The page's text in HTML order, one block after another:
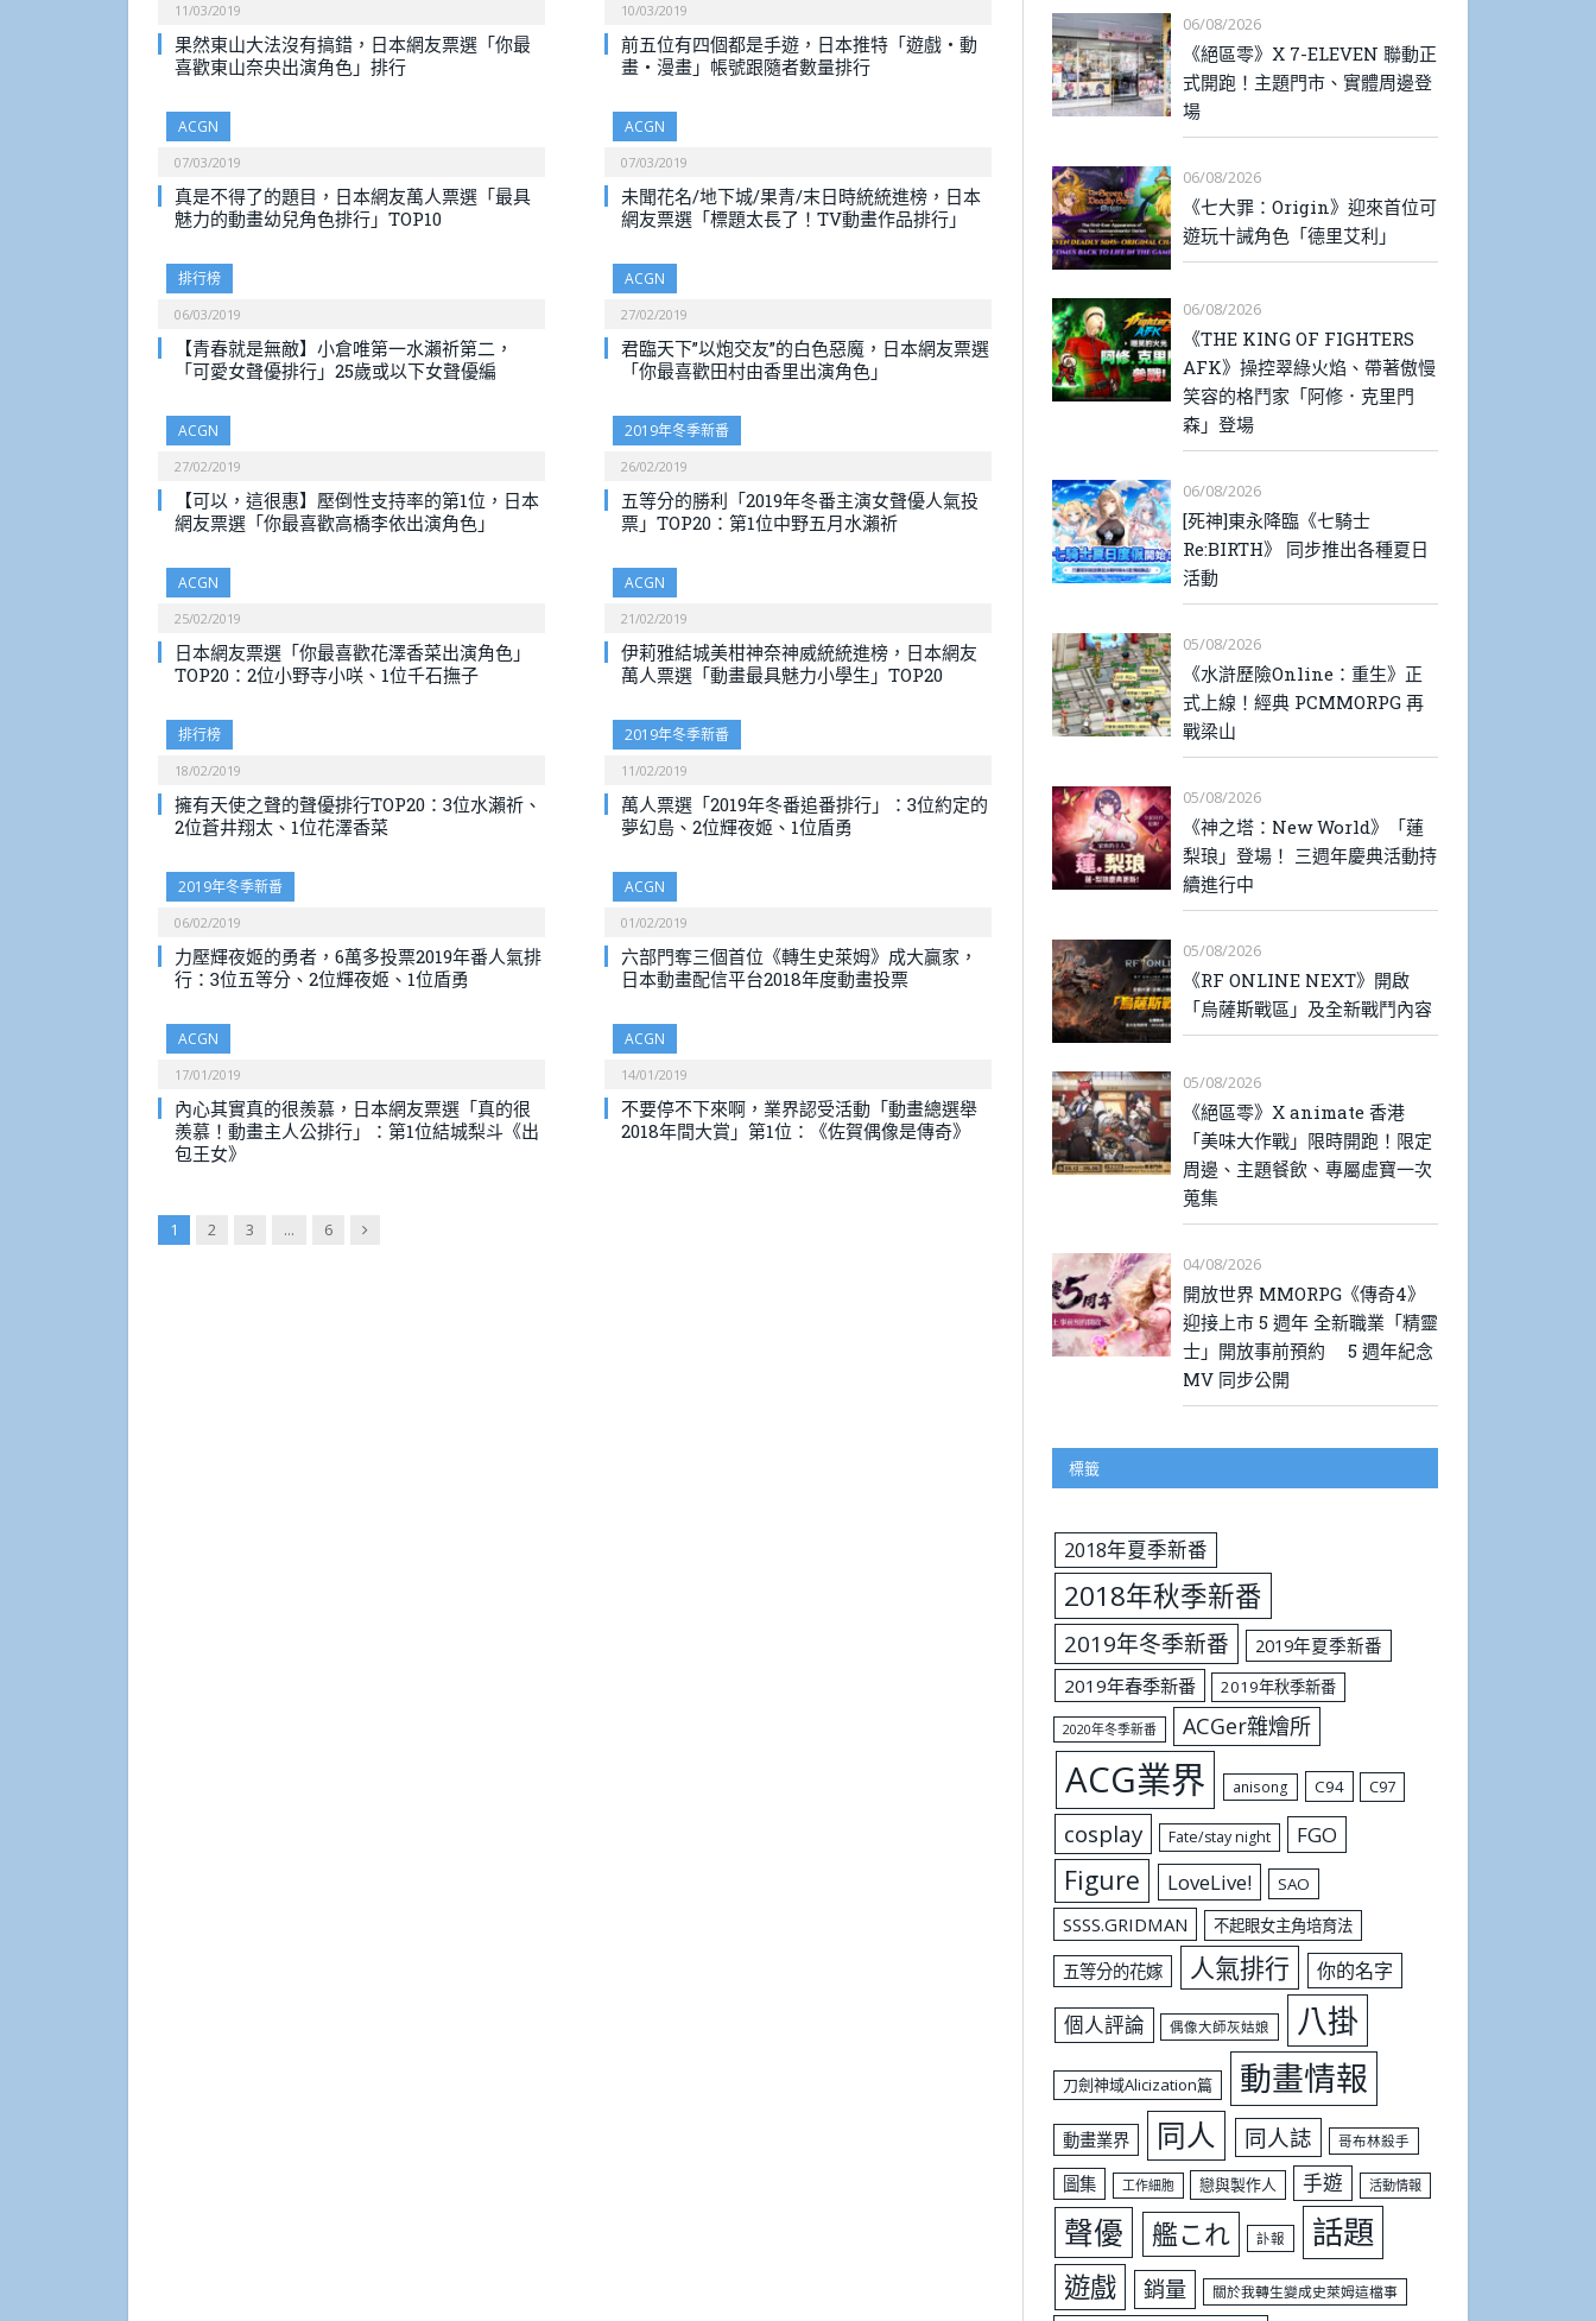
11/03/2019
果然東山大法沒有搞錯，日本網友票選「你最
喜歡東山奈央出演角色」排行
10/03/2019
前五位有四個都是手遊，日本推特「遊戲・動
畫・漫畫」帳號跟隨者數量排行
ACGN
07/03/2019
真是不得了的題目，日本網友萬人票選「最具
魅力的動畫幼兒角色排行」TOP10
ACGN
07/03/2019
未聞花名/地下城/果青/末日時統統進榜，日本
網友票選「標題太長了！TV動畫作品排行」
排行榜
06/03/2019
【青春就是無敵】小倉唯第一水瀨祈第二，
「可愛女聲優排行」25歲或以下女聲優編
ACGN
27/02/2019
君臨天下”以炮交友”的白色惡魔，日本網友票選
「你最喜歡田村由香里出演角色」
ACGN
27/02/2019
【可以，這很惠】壓倒性支持率的第1位，日本
網友票選「你最喜歡高橋李依出演角色」
2019年冬季新番
26/02/2019
五等分的勝利「2019年冬番主演女聲優人氣投
票」TOP20：第1位中野五月水瀨祈
ACGN
25/02/2019
日本網友票選「你最喜歡花澤香菜出演角色」
TOP20：2位小野寺小咲、1位千石撫子
ACGN
21/02/2019
伊莉雅結城美柑神奈神威統統進榜，日本網友
萬人票選「動畫最具魅力小學生」TOP20
排行榜
18/02/2019
擁有天使之聲的聲優排行TOP20：3位水瀨祈、
2位蒼井翔太、1位花澤香菜
2019年冬季新番
11/02/2019
萬人票選「2019年冬番追番排行」：3位約定的
夢幻島、2位輝夜姬、1位盾勇
2019年冬季新番
06/02/2019
力壓輝夜姬的勇者，6萬多投票2019年番人氣排
行：3位五等分、2位輝夜姬、1位盾勇
ACGN
01/02/2019
六部門奪三個首位《轉生史萊姆》成大贏家，
日本動畫配信平台2018年度動畫投票
ACGN
17/01/2019
內心其實真的很羨慕，日本網友票選「真的很
羨慕！動畫主人公排行」：第1位結城梨斗《出
包王女》
ACGN
14/01/2019
不要停不下來啊，業界認受活動「動畫總選舉
2018年間大賞」第1位：《佐賀偶像是傳奇》
1 2 3 ... 6 Next
06/08/2026
《絕區零》X 7-ELEVEN 聯動正
式開跑！主題門市、實體周邊登
場
06/08/2026
《七大罪：Origin》迎來首位可
遊玩十誡角色「德里艾利」
06/08/2026
《THE KING OF FIGHTERS
AFK》操控翠綠火焰、帶著傲慢
笑容的格鬥家「阿修．克里門
森」登場
06/08/2026
[死神]東永降臨《七騎士
Re:BIRTH》 同步推出各種夏日
活動
05/08/2026
《水滸歷險Online：重生》正
式上線！經典 PCMMORPG 再
戰梁山
05/08/2026
《神之塔：New World》「蓮
梨琅」登場！ 三週年慶典活動持
續進行中
05/08/2026
《RF ONLINE NEXT》開啟
「烏薩斯戰區」及全新戰鬥內容
05/08/2026
《絕區零》X animate 香港
「美味大作戰」限時開跑！限定
周邊、主題餐飲、專屬虛寶一次
蒐集
04/08/2026
開放世界 MMORPG《傳奇4》
迎接上市 5 週年 全新職業「精靈
士」開放事前預約 5 週年紀念
MV 同步公開
標籤
2018年夏季新番
2018年秋季新番
2019年冬季新番
2019年夏季新番
2019年春季新番
2019年秋季新番
2020年冬季新番 ACGer雜燴所
ACG業界 anisong C94 C97
cosplay Fate/stay night FGO
Figure LoveLive! SAO
SSSS.GRIDMAN 不起眼女主角培育法
五等分的花嫁 人氣排行 你的名字
個人評論 偶像大師灰姑娘 八掛
刀劍神域Alicization篇 動畫情報
動畫業界 同人 同人誌 哥布林殺手
圖集 工作細胞 戀與製作人 手遊 活動情報
聲優 艦これ 訃報 話題
遊戲 銷量 關於我轉生變成史萊姆這檔事